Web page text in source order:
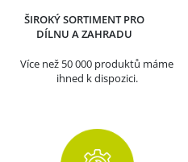
ŠIROKÝ SORTIMENT PRO
DÍLNU A ZAHRADU
Více než 50 000 produktů máme
ihned k dispozici.